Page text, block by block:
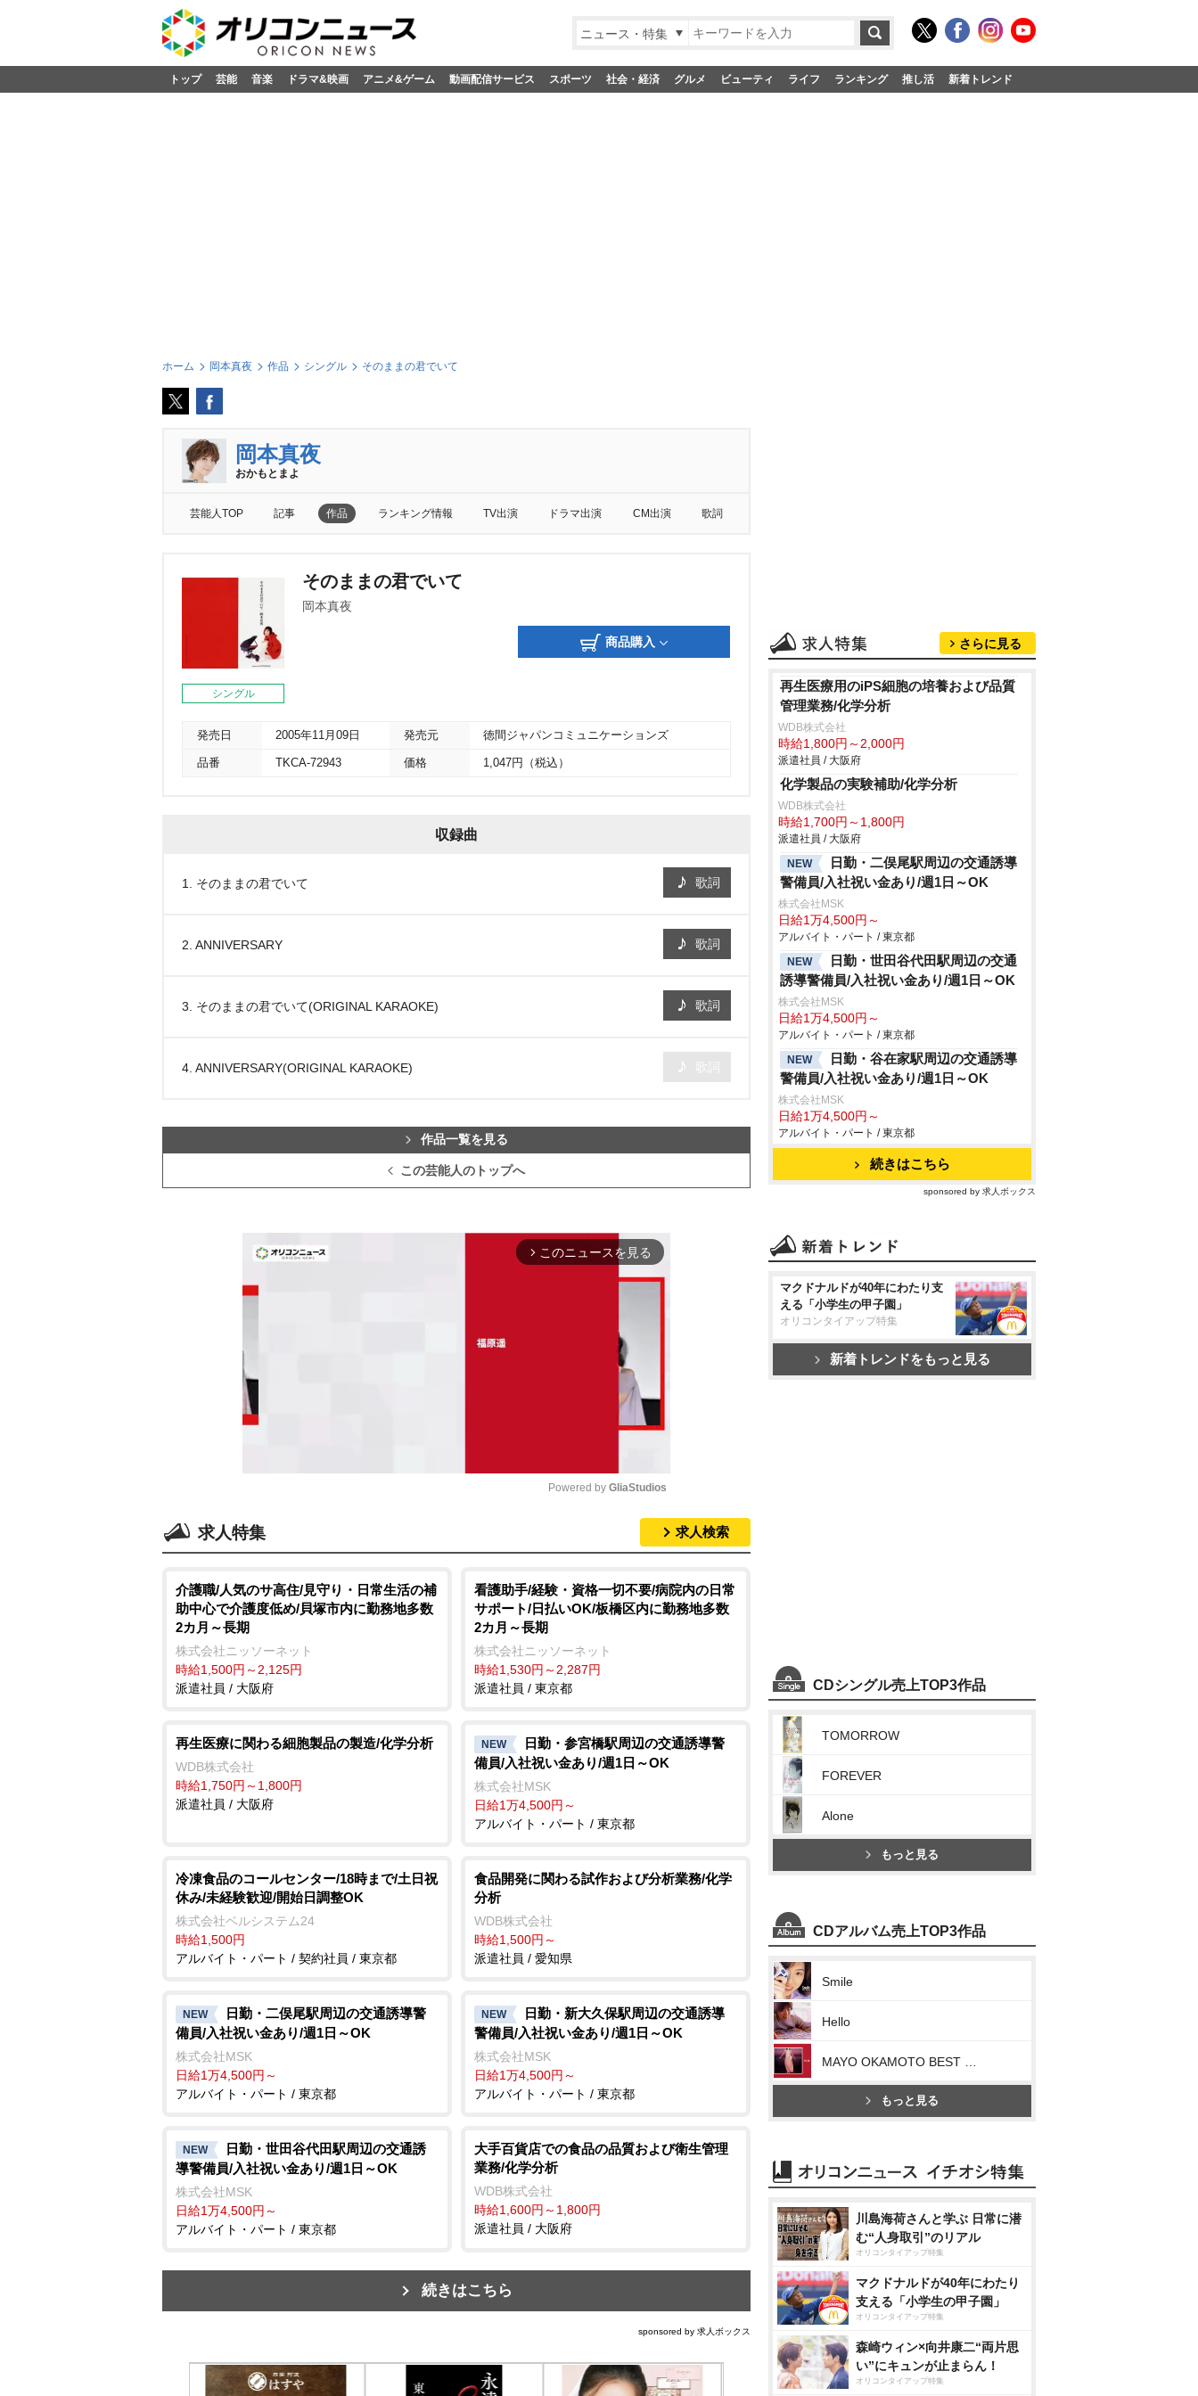
ニュース・特集
トップ 芸能 音楽 ドラマ&映画 アニメ&ゲーム 動画配信サービス スポーツ 社会・経済 グルメ ビューティ ライフ ランキング 推し活 新着トレンド
ホーム 岡本真夜 作品 シングル そのままの君でいて
岡本真夜
おかもとまよ
芸能人TOP 記事 作品 ランキング情報 TV出演 ドラマ出演 CM出演 歌詞
シングル
そのままの君でいて
岡本真夜
商品購入
発売日 2005年11月09日 発売元 徳間ジャパンコミュニケーションズ
品番 TKCA-72943 価格 1,047円（税込）
収録曲
1. そのままの君でいて 歌詞
2. ANNIVERSARY 歌詞
3. そのままの君でいて(ORIGINAL KARAOKE) 歌詞
4. ANNIVERSARY(ORIGINAL KARAOKE)
作品一覧を見る
この芸能人のトップへ
arrow_forward_ios このニュースを見る
t
e
Powered by GliaStudios
求人特集 求人検索
介護職/人気のサ高住/見守り・日常生活の補
助中心で介護度低め/貝塚市内に勤務地多数
2カ月～長期
株式会社ニッソーネット
時給1,500円～2,125円
派遣社員 / 大阪府
看護助手/経験・資格一切不要/病院内の日常
サポート/日払いOK/板橋区内に勤務地多数
2カ月～長期
株式会社ニッソーネット
時給1,530円～2,287円
派遣社員 / 東京都
再生医療に関わる細胞製品の製造/化学分析
WDB株式会社
時給1,750円～1,800円
派遣社員 / 大阪府
NEW
日勤・参宮橋駅周辺の交通誘導警
備員/入社祝い金あり/週1日～OK
株式会社MSK
日給1万4,500円～
アルバイト・パート / 東京都
冷凍食品のコールセンター/18時まで/土日祝
休み/未経験歓迎/開始日調整OK
株式会社ベルシステム24
時給1,500円
アルバイト・パート / 契約社員 / 東京都
食品開発に関わる試作および分析業務/化学
分析
WDB株式会社
時給1,500円～
派遣社員 / 愛知県
NEW
日勤・二俣尾駅周辺の交通誘導警
備員/入社祝い金あり/週1日～OK
株式会社MSK
日給1万4,500円～
アルバイト・パート / 東京都
NEW
日勤・新大久保駅周辺の交通誘導
警備員/入社祝い金あり/週1日～OK
株式会社MSK
日給1万4,500円～
アルバイト・パート / 東京都
NEW
日勤・世田谷代田駅周辺の交通誘
導警備員/入社祝い金あり/週1日～OK
株式会社MSK
日給1万4,500円～
アルバイト・パート / 東京都
大手百貨店での食品の品質および衛生管理
業務/化学分析
WDB株式会社
時給1,600円～1,800円
派遣社員 / 大阪府
続きはこちら
sponsored by 求人ボックス
さらに見る
再生医療用のiPS細胞の培養および品質
管理業務/化学分析
WDB株式会社
時給1,800円～2,000円
派遣社員 / 大阪府
化学製品の実験補助/化学分析
WDB株式会社
時給1,700円～1,800円
派遣社員 / 大阪府
NEW
日勤・二俣尾駅周辺の交通誘導
警備員/入社祝い金あり/週1日～OK
株式会社MSK
日給1万4,500円～
アルバイト・パート / 東京都
NEW
日勤・世田谷代田駅周辺の交通
誘導警備員/入社祝い金あり/週1日～OK
株式会社MSK
日給1万4,500円～
アルバイト・パート / 東京都
NEW
日勤・谷在家駅周辺の交通誘導
警備員/入社祝い金あり/週1日～OK
株式会社MSK
日給1万4,500円～
アルバイト・パート / 東京都
続きはこちら
sponsored by 求人ボックス
マクドナルドが40年にわたり支
える「小学生の甲子園」
オリコンタイアップ特集
新着トレンドをもっと見る
CDシングル売上TOP3作品
TOMORROW
FOREVER
Alone
もっと見る
CDアルバム売上TOP3作品
Smile
Hello
もっと見る
川島海荷さんと学ぶ 日常に潜
む“人身取引”のリアル
オリコンタイアップ特集
マクドナルドが40年にわたり
支える「小学生の甲子園」
オリコンタイアップ特集
森崎ウィン×向井康二“両片思
い”にキュンが止まらん！
オリコンタイアップ特集